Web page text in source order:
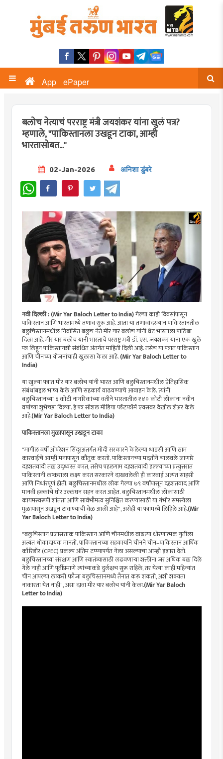
App ePaper
बलोच नेत्याचं परराष्ट्र मंत्री जयशंकर यांना खुलं पत्र?
म्हणाले, "पाकिस्तानला उखडून टाका, आम्ही
भारतासोबत..."
02-Jan-2026 अनिशा डुंबरे
WhatsApp
नवी दिल्ली : (Mir Yar Baloch Letter to India)गेल्या काही दिवसांपासून
पाकिस्तान आणि भारतामध्ये तणाव सुरू आहे. आता या तणावांदरम्यान पाकिस्तानतील
बलुचिस्तानमधील निर्वासित बलुच नेते मीर यार बलोच यांनी थेट भारताला पाठिंबा
दिला आहे. मीर यार बलोच यांनी भारताचे परराष्ट्र मंत्री डॉ. एस. जयशंकर यांना एक खुले
पत्र लिहून पाकिस्तानशी संबंधित अंतर्गत माहिती दिली आहे. तसेच या पत्रात पाकिस्तान
आणि चीनच्या योजनांचाही खुलासा केला आहे.(Mir Yar Baloch Letter to
India)
या खुल्या पत्रात मीर यार बलोच यांनी भारत आणि बलुचिस्तानमधील ऐतिहासिक
संबंधांबद्दल भाष्य केले आणि सहकार्य वाढवण्याचे आवाहन केले. त्यांनी
बलुचिस्तानच्या ६ कोटी नागरिकांच्या वतीने भारतातील १४० कोटी लोकांना नवीन
वर्षाच्या शुभेच्छा दिल्या. हे पत्र सोशल मीडिया प्लॅटफॉर्म एक्सवर देखील शेअर केले
आहे.(Mir Yar Baloch Letter to India)
पाकिस्तानला मुळापासून उखडून टाका
"मागील वर्षी ऑपरेशन सिंदूरअंतर्गत मोदी सरकारने केलेल्या धाडसी आणि ठाम
कारवाईचे आम्ही मनापासून कौतुक करतो. पाकिस्तानच्या मदतीने चालवले जाणारे
दहशतवादी तळ उद्ध्वस्त करत, तसेच पहलगाम दहशतवादी हल्ल्याच्या प्रत्युत्तरात
पाकिस्तानी लष्कराला लक्ष्य करत सरकारने दाखवलेली ही कारवाई अत्यंत साहसी
आणि निर्धारपूर्ण होती. बलुचिस्तानमधील लोक गेल्या ७९ वर्षांपासून दहशतवाद आणि
मानवी हक्कांचे घोर उल्लंघन सहन करत आहेत. बलुचिस्तानमधील लोकांसाठी
कायमस्वरूपी शांतता आणि सार्वभौमत्व सुनिश्चित करण्यासाठी या गंभीर समस्येला
मुळापासून उखडून टाकण्याची वेळ आली आहे", असेही या पत्रामध्ये लिहिले आहे.(Mir
Yar Baloch Letter to India)
"बलुचिस्तान प्रजासत्ताक पाकिस्तान आणि चीनमधील वाढत्या धोरणात्मक युतीला
अत्यंत धोकादायक मानतो. पाकिस्तानच्या सहकार्याने चीनने चीन–पाकिस्तान आर्थिक
कॉरिडॉर (CPEC) प्रकल्प अंतिम टप्प्यापर्यंत नेला असल्याचा आम्ही इशारा देतो.
बलुचिस्तानच्या संरक्षण आणि स्वातंत्र्यासाठी लढवणाऱ्या शक्तींना जर अधिक बळ दिले
गेले नाही आणि पूर्वीप्रमाणे त्यांच्याकडे दुर्लक्षच सुरू राहिले, तर येत्या काही महिन्यांत
चीन आपल्या लष्करी फौजा बलुचिस्तानमध्ये तैनात करू शकतो, अशी शक्यता
नाकारता येत नाही", असा दावा मीर यार बलोच यांनी केला.(Mir Yar Baloch
Letter to India)